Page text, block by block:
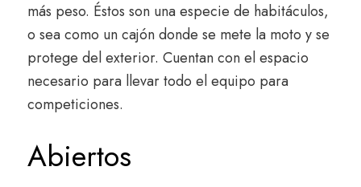
más peso. Éstos son una especie de habitáculos,
o sea como un cajón donde se mete la moto y se
protege del exterior. Cuentan con el espacio
necesario para llevar todo el equipo para
competiciones.
Abiertos